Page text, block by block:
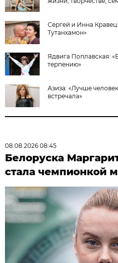
Сергей и Инна
Тутанхамон»
Ядвига Поплавская:
терпению»
Азиза: «Лучше
встречала»
08.08.2026 08:45
Белоруска
стала чемпионкой